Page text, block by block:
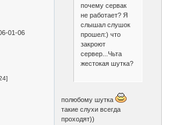
01-06
почему сервак
не работает? Я
слышал слушок
прошел:) что
закроют
сервер...Чьта
жестокая шутка?
полюбому шутка
такие слухи всегда
проходят))